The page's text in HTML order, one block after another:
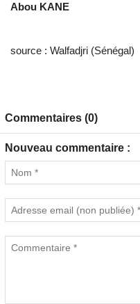
Abou KANE
source : Walfadjri (Sénégal)
Commentaires (0)
Nouveau commentaire :